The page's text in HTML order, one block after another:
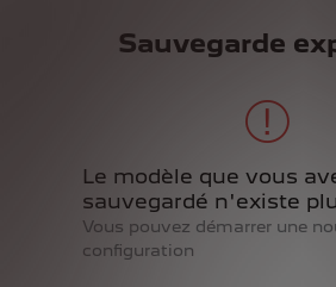
Sauvegarde
Le modèle que vous
sauvegardé n'existe
Vous pouvez démarrer une
configuration